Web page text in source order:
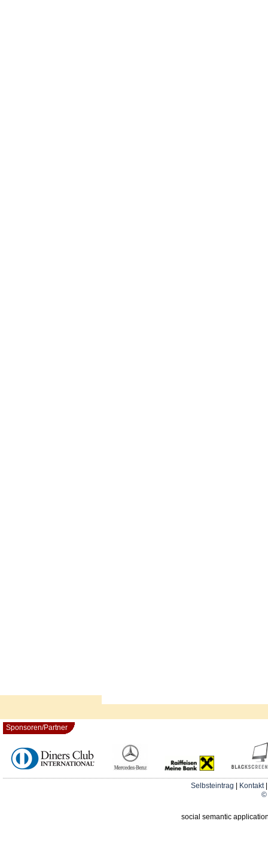
Sponsoren/Partner
Selbsteintrag Kontakt
©
social semantic